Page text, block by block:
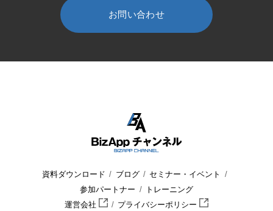
お問い合わせ
資料ダウンロード ブログ
セミナー・イベント
参加パートナー
トレーニング
運営会社
プライバシーポリシー